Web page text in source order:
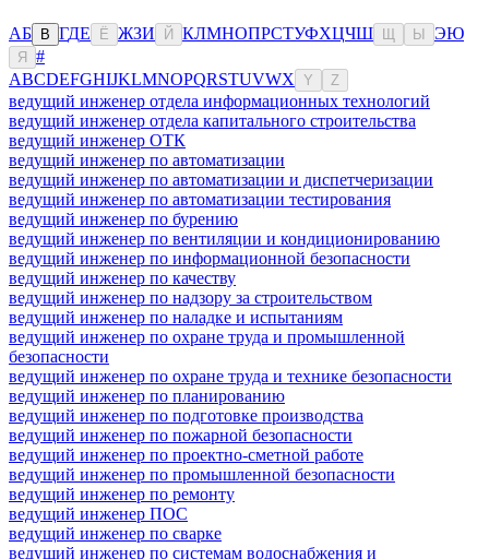
АБ В ГДЕ Ё ЖЗИ Й КЛМНОПРСТУФХЦЧШ Ы ЭЮ
Я
#
ABCDEFGHIJKLMNOPQRSTUVWX Y Z
ведущий инженер отдела информационных технологий
ведущий инженер отдела капитального строительства
ведущий инженер ОТК
ведущий инженер по автоматизации
ведущий инженер по автоматизации и диспетчеризации
ведущий инженер по автоматизации тестирования
ведущий инженер по бурению
ведущий инженер по вентиляции и кондиционированию
ведущий инженер по информационной безопасности
ведущий инженер по качеству
ведущий инженер по надзору за строительством
ведущий инженер по наладке и испытаниям
ведущий инженер по охране труда и промышленной
безопасности
ведущий инженер по охране труда и технике безопасности
ведущий инженер по планированию
ведущий инженер по подготовке производства
ведущий инженер по пожарной безопасности
ведущий инженер по проектно-сметной работе
ведущий инженер по промышленной безопасности
ведущий инженер по ремонту
ведущий инженер ПОС
ведущий инженер по сварке
ведущий инженер по системам водоснабжения и